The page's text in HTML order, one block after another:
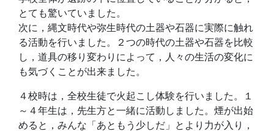
とても驚いていました。
次に，縄文時代や弥生時代の土器や石器に実際に触れ
る活動を行いました。２つの時代の土器や石器を比較
し，道具の移り変わりによって，人々の生活の変化に
も気づくことが出来ました。
４校時は，全校生徒で火起こし体験を行いました。１
～４年生は，先生方と一緒に活動しました。煙が出始
めると，みんな「あともう少しだ」とより力が入り，